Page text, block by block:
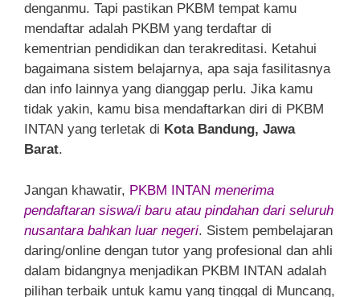
denganmu. Tapi pastikan PKBM tempat kamu
mendaftar adalah PKBM yang terdaftar di
kementrian pendidikan dan terakreditasi. Ketahui
bagaimana sistem belajarnya, apa saja fasilitasnya
dan info lainnya yang dianggap perlu. Jika kamu
tidak yakin, kamu bisa mendaftarkan diri di PKBM
INTAN yang terletak di Kota Bandung, Jawa
Barat.
Jangan khawatir, PKBM INTAN menerima
pendaftaran siswa/i baru atau pindahan dari seluruh
nusantara bahkan luar negeri. Sistem pembelajaran
daring/online dengan tutor yang profesional dan ahli
dalam bidangnya menjadikan PKBM INTAN adalah
pilihan terbaik untuk kamu yang tinggal di Muncang,